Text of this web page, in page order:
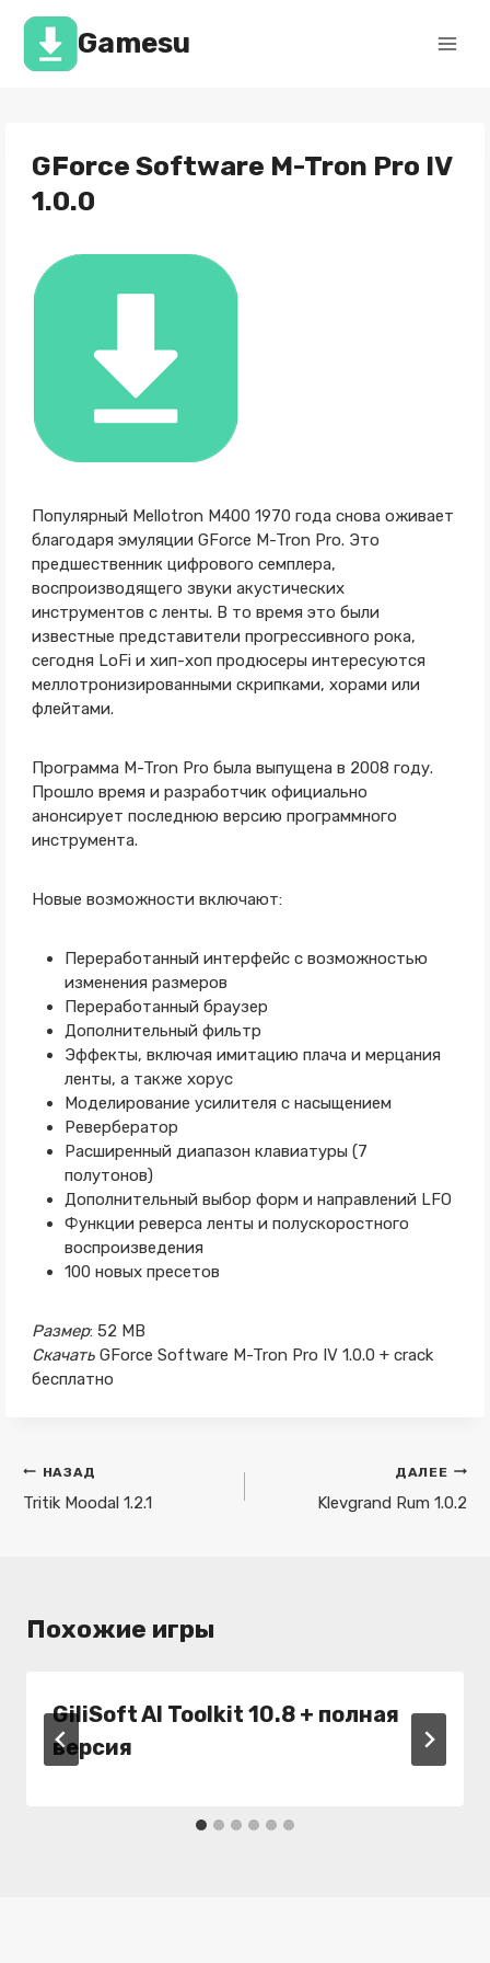
Перейти
содержимомуGamesu
GForce Software M-Tron Pro IV
1.0.0
Популярный Mellotron M400 1970 года снова оживает
благодаря эмуляции GForce M-Tron Pro. Это
предшественник цифрового семплера,
воспроизводящего звуки акустических
инструментов с ленты. В то время это были
известные представители прогрессивного рока,
сегодня LoFi и хип-хоп продюсеры интересуются
меллотронизированными скрипками, хорами или
флейтами.
Программа M-Tron Pro была выпущена в 2008 году.
Прошло время и разработчик официально
анонсирует последнюю версию программного
инструмента.
Новые возможности включают:
Переработанный интерфейс с возможностью
изменения размеров
Переработанный браузер
Дополнительный фильтр
Эффекты, включая имитацию плача и мерцания
ленты, а также хорус
Моделирование усилителя с насыщением
Ревербератор
Расширенный диапазон клавиатуры (7
полутонов)
Дополнительный выбор форм и направлений LFO
Функции реверса ленты и полускоростного
воспроизведения
100 новых пресетов
Размер: 52 MB
Скачать GForce Software M-Tron Pro IV 1.0.0 + crack
бесплатно
Навигация
по
НАЗАД
Tritik Moodal 1.2.1
ДАЛЕЕ
Klevgrand Rum 1.0.2
Похожие игры
GiliSoft AI Toolkit 10.8 + полная
версия